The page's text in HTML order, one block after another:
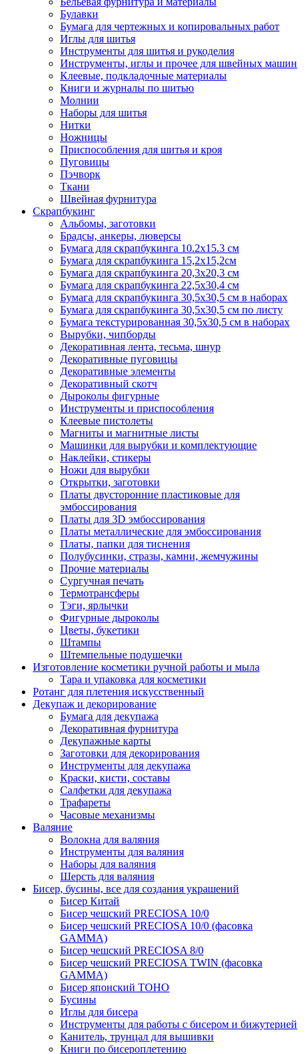
Булавки
Бумага для чертежных и копировальных работ
Иглы для шитья
Инструменты для шитья и рукоделия
Инструменты, иглы и прочее для швейных машин
Клеевые, подкладочные материалы
Книги и журналы по шитью
Молнии
Наборы для шитья
Нитки
Ножницы
Приспособления для шитья и кроя
Пуговицы
Пэчворк
Ткани
Швейная фурнитура
Скрапбукинг
Альбомы, заготовки
Брадсы, анкеры, люверсы
Бумага для скрапбукинга 10.2х15.3 см
Бумага для скрапбукинга 15,2х15,2см
Бумага для скрапбукинга 20,3х20,3 см
Бумага для скрапбукинга 22,5х30,4 см
Бумага для скрапбукинга 30,5х30,5 см в наборах
Бумага для скрапбукинга 30,5х30,5 см по листу
Бумага текстурированная 30,5х30,5 см в наборах
Вырубки, чипборды
Декоративная лента, тесьма, шнур
Декоративные пуговицы
Декоративные элементы
Декоративный скотч
Дыроколы фигурные
Инструменты и приспособления
Клеевые пистолеты
Магниты и магнитные листы
Машинки для вырубки и комплектующие
Наклейки, стикеры
Ножи для вырубки
Открытки, заготовки
Платы двусторонние пластиковые для
эмбоссирования
Платы для 3D эмбоссирования
Платы металлические для эмбоссирования
Платы, папки для тиснения
Полубусинки, стразы, камни, жемчужины
Прочие материалы
Сургучная печать
Термотрансферы
Тэги, ярлычки
Фигурные дыроколы
Цветы, букетики
Штампы
Штемпельные подушечки
Изготовление косметики ручной работы и мыла
Тара и упаковка для косметики
Ротанг для плетения искусственный
Декупаж и декорирование
Бумага для декупажа
Декоративная фурнитура
Декупажные карты
Заготовки для декорирования
Инструменты для декупажа
Краски, кисти, составы
Салфетки для декупажа
Трафареты
Часовые механизмы
Валяние
Волокна для валяния
Инструменты для валяния
Наборы для валяния
Шерсть для валяния
Бисер, бусины, все для создания украшений
Бисер Китай
Бисер чешский PRECIOSA 10/0
Бисер чешский PRECIOSA 10/0 (фасовка
GAMMA)
Бисер чешский PRECIOSA 8/0
Бисер чешский PRECIOSA TWIN (фасовка
GAMMA)
Бисер японский TOHO
Бусины
Иглы для бисера
Инструменты для работы с бисером и бижутерией
Канитель, трунцал для вышивки
Книги по бисероплетению